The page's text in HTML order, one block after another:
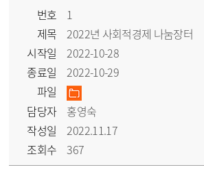
번호
1
제목
2022년 사회적경제 나눔장터
시작일
2022-10-28
종료일
2022-10-29
파일
담당자
홍영숙
작성일
2022.11.17
조회수
367